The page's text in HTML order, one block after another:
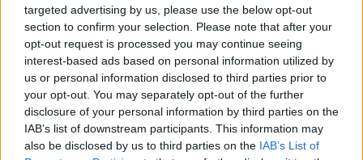
targeted advertising by us, please use the below opt-out
section to confirm your selection. Please note that after your
opt-out request is processed you may continue seeing
interest-based ads based on personal information utilized by
us or personal information disclosed to third parties prior to
your opt-out. You may separately opt-out of the further
disclosure of your personal information by third parties on the
IAB’s list of downstream participants. This information may
also be disclosed by us to third parties on the IAB’s List of
ΔΙΑΦΗΜΙΣΗ